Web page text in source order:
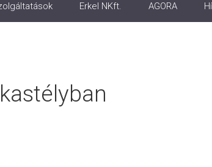
Erkel NKft. AGORA